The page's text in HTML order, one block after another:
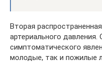
Вторая
артериального давления.
симптоматического
молодые, так и пожилые